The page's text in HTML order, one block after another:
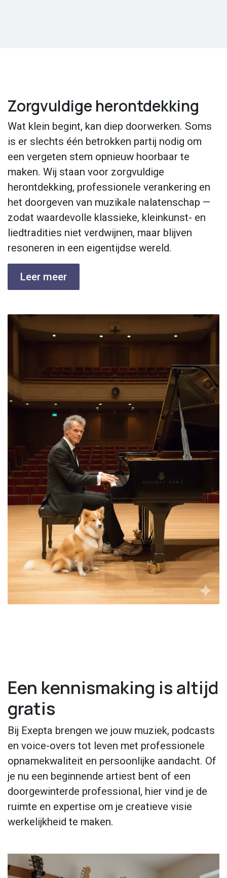
Zorgvuldige herontdekking
Wat klein begint, kan diep doorwerken. Soms
is er slechts één betrokken partij nodig om
een vergeten stem opnieuw hoorbaar te
maken. Wij staan voor zorgvuldige
herontdekking, professionele verankering en
het doorgeven van muzikale nalatenschap —
zodat waardevolle klassieke, kleinkunst- en
liedtradities niet verdwijnen, maar blijven
resoneren in een eigentijdse wereld.
Leer meer
Een kennismaking is altijd
gratis
Bij Exepta brengen we jouw muziek, podcasts
en voice-overs tot leven met professionele
opnamekwaliteit en persoonlijke aandacht. Of
je nu een beginnende artiest bent of een
doorgewinterde professional, hier vind je de
ruimte en expertise om je creatieve visie
werkelijkheid te maken.